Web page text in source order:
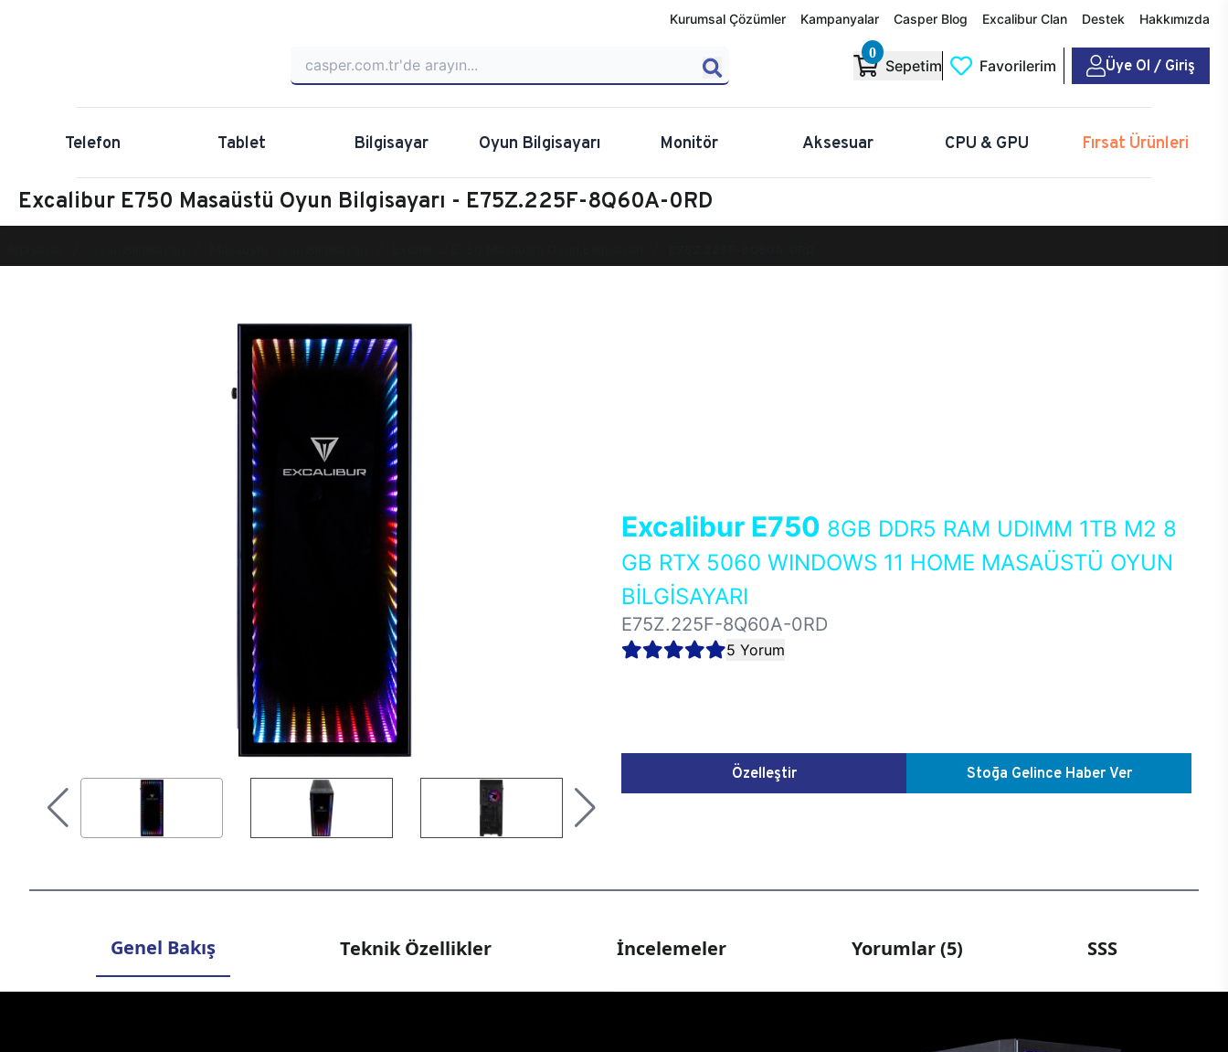
Kurumsal Çözümler Kampanyalar Casper Blog Excalibur Clan Destek Hakkımızda
0
Sepetim Favorilerim Üye Ol / Giriş
Telefon Tablet Bilgisayar Oyun Bilgisayarı Monitör Aksesuar CPU & GPU Fırsat Ürünleri
Excalibur E750 Masaüstü Oyun Bilgisayarı - E75Z.225F-8Q60A-0RD
Excalibur E750 8GB DDR5 RAM UDIMM 1TB M2 8
GB RTX 5060 WINDOWS 11 HOME MASAÜSTÜ OYUN
BİLGİSAYARI
E75Z.225F-8Q60A-0RD
5 Yorum
Özelleştir Stoğa Gelince Haber Ver
Genel Bakış Teknik Özellikler İncelemeler Yorumlar (5) SSS